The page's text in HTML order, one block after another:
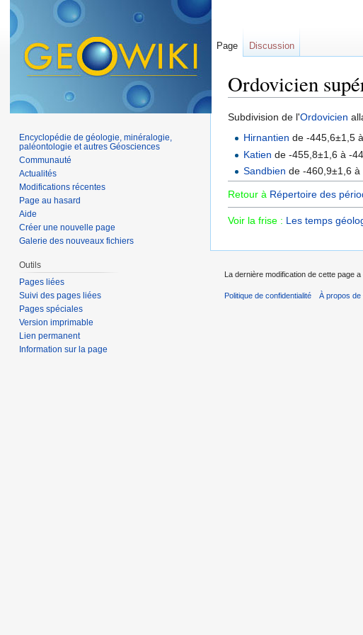
Ordovicien
Subdivision de l'Ordovicien
Hirnantien de -445,6±1,5
Katien de -455,8±1,6 à -
Sandbien de -460,9±1,6 à
Retour à Répertoire des
Voir la frise : Les temps
Page Discussion
Encyclopédie de géologie, minéralogie,
paléontologie et autres Géosciences
Communauté
Actualités
Modifications récentes
Page au hasard
Aide
Créer une nouvelle page
Galerie des nouveaux fichiers
Outils
Pages liées
Suivi des pages liées
Pages spéciales
Version imprimable
Lien permanent
Information sur la page
La dernière modification de cette page a
Politique de confidentialité À propos de